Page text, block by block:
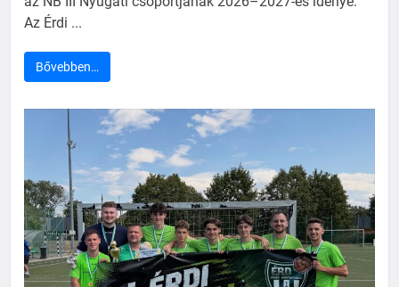
Az Érdi ...
Bővebben…